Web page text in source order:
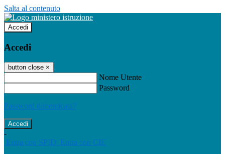
Salta al contenuto
Accedi
Accedi
button close ×
Nome Utente
Password
Password dimenticata?
-
Entra con SPID Entra con CIE